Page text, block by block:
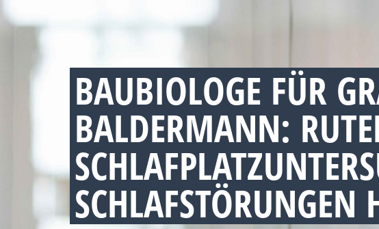
BAUBIOLOGE FÜR
BALDERMANN:
SCHLAFSTÖRUNGEN